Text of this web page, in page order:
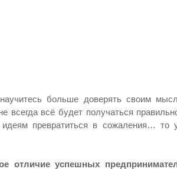
больше доверять своим
всегда всё будет получаться
идеям превратиться в сожаления… то
отличие успешных